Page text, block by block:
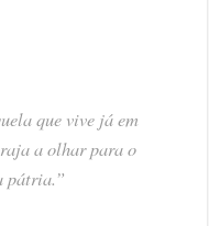
que vive já em
a olhar para o
pátria.”